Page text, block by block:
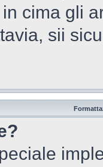
cima gli
sii